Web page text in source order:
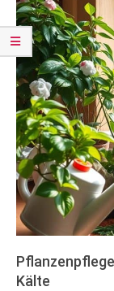
Kälte